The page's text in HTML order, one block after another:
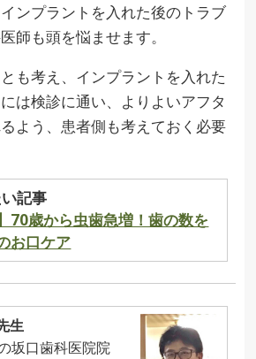
ンプラントを入れた後のトラブ
師も頭を悩ませます。
も考え、インプラントを入れた
は検診に通い、よりよいアフタ
よう、患者側も考えておく必要
記事
70歳から虫歯急増！歯の数を
お口ケア
生
坂口歯科医院院